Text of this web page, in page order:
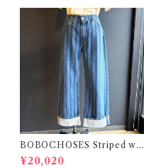
BOBOCHOSES Striped wid
e-leg denim pants / M
¥20,020